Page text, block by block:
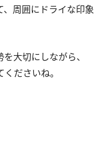
、周囲にドライな印象
大切にしながら、
ださいね。